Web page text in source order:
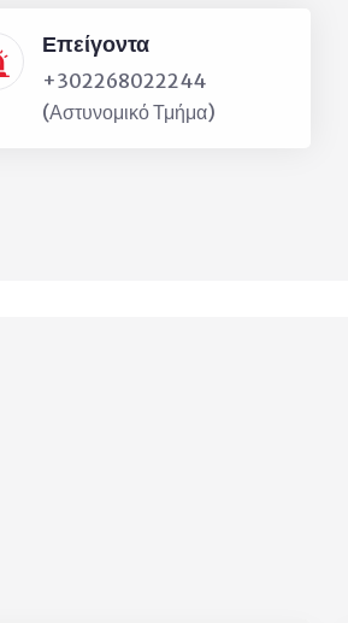
Επείγοντα
+302268022244
(Αστυνομικό Τμήμα)